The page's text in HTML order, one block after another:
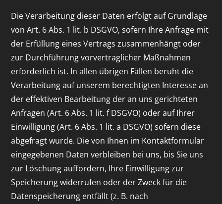
Die Verarbeitung dieser Daten erfolgt auf Grundlage
von Art. 6 Abs. 1 lit. b DSGVO, sofern Ihre Anfrage mit
der Erfüllung eines Vertrags zusammenhängt oder
zur Durchführung vorvertraglicher Maßnahmen
erforderlich ist. In allen übrigen Fällen beruht die
Verarbeitung auf unserem berechtigten Interesse an
der effektiven Bearbeitung der an uns gerichteten
Anfragen (Art. 6 Abs. 1 lit. f DSGVO) oder auf Ihrer
Einwilligung (Art. 6 Abs. 1 lit. a DSGVO) sofern diese
abgefragt wurde. Die von Ihnen im Kontaktformular
eingegebenen Daten verbleiben bei uns, bis Sie uns
zur Löschung auffordern, Ihre Einwilligung zur
Speicherung widerrufen oder der Zweck für die
Datenspeicherung entfällt (z. B. nach